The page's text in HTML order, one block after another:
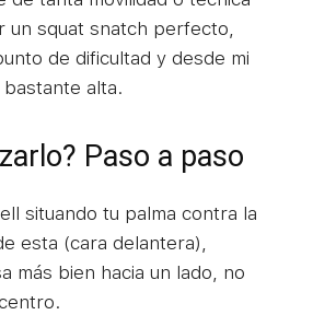
un squat snatch perfecto,
de dificultad y desde mi
alta.
Paso a paso
situando tu palma contra la
esta (cara delantera),
más bien hacia un lado, no